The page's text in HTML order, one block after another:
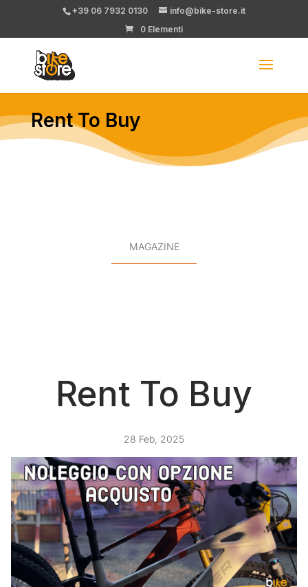
+39 06 7932 0130
info@bike-store.it
0 Elementi
Rent To Buy
MAGAZINE
Rent To Buy
28 Feb, 2025